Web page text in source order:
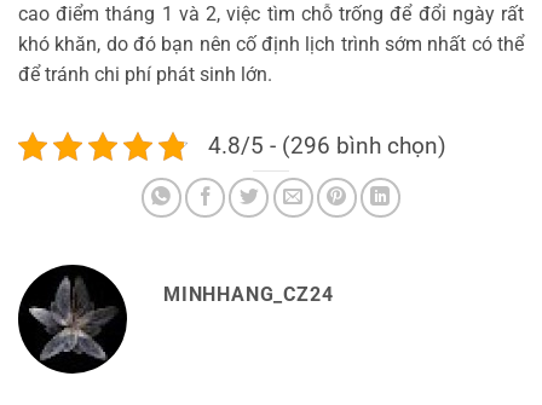
cao điểm tháng 1 và 2, việc tìm chỗ trống để đổi ngày rất
khó khăn, do đó bạn nên cố định lịch trình sớm nhất có thể
để tránh chi phí phát sinh lớn.
4.8/5 - (296 bình chọn)
MINHHANG_CZ24